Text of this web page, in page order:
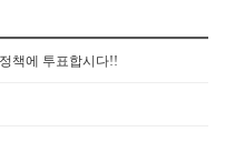
책에 투표합시다!!